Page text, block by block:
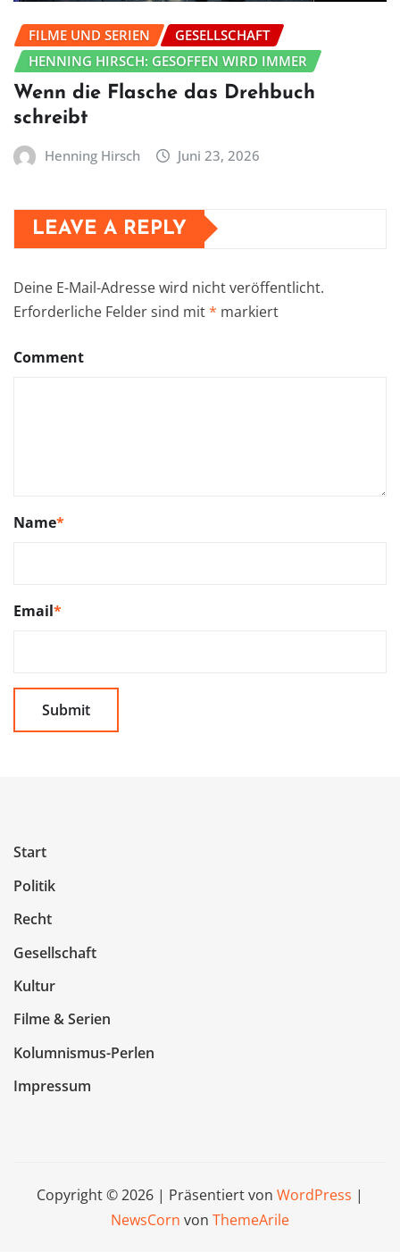
FILME UND SERIEN
GESELLSCHAFT
HENNING HIRSCH: GESOFFEN WIRD IMMER
Wenn die Flasche das Drehbuch
schreibt
Henning Hirsch Juni 23, 2026
LEAVE A REPLY
Deine E-Mail-Adresse wird nicht veröffentlicht.
Erforderliche Felder sind mit* markiert
Comment
Name*
Email*
Start
Politik
Recht
Gesellschaft
Kultur
Filme & Serien
Kolumnismus-Perlen
Impressum
Copyright © 2026 | Präsentiert von WordPress |
NewsCorn von ThemeArile